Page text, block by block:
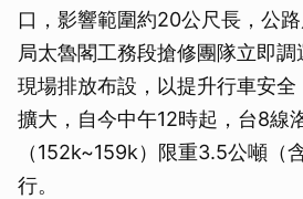
口，影響範圍約20公尺長，公
局太魯閣工務段搶修團隊立即
現場排放布設，以提升行車安
擴大，自今中午12時起，台8線
（152k~159k）限重3.5公噸（
行。